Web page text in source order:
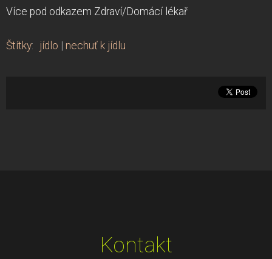
Více pod odkazem Zdraví/Domácí lékař
Štítky: jídlo | nechuť k jídlu
Kontakt